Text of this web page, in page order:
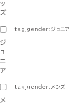
ッ
ズ
tag_gender:ジュニア
ジ
ュ
ニ
ア
tag_gender:メンズ
メ